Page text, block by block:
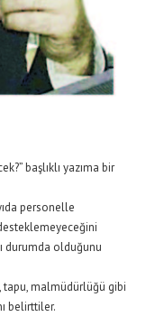
başlıklı yazıma bir
personelle
durumda olduğunu
tapu, malmüdürlüğü gibi
belirttiler.